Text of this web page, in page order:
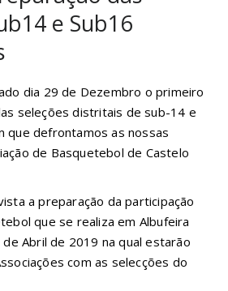
e Sub16
dia 29 de Dezembro o primeiro
seleções distritais de sub-14 e
que defrontamos as nossas
de Basquetebol de Castelo
a preparação da participação
que se realiza em Albufeira
Abril de 2019 na qual estarão
com as selecções do